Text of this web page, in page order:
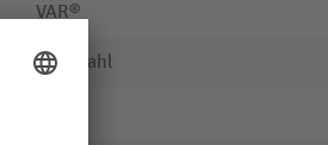
VAR®
Edelstahl